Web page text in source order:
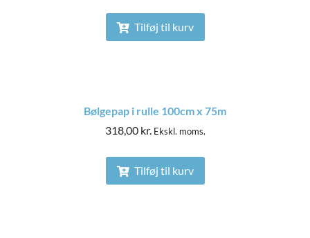
Tilføj til kurv
Bølgepap i rulle 100cm x 75m
318,00 kr. Ekskl. moms.
Tilføj til kurv